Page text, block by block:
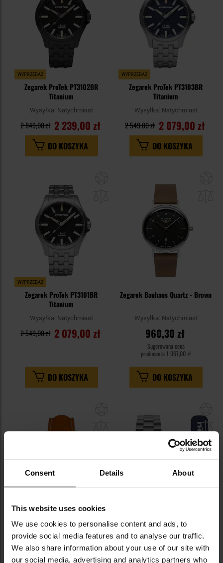
Consent Details About
This website uses cookies
We use cookies to personalise content and ads, to
provide social media features and to analyse our traffic.
We also share information about your use of our site with
our social media, advertising and analytics partners who
WYPRZEDAŻ
Zegarek ProTek PT3102BR
Titanium
Wysyłka: Natychmiast
2 239,00 zł
2 849,00 zł
DO KOSZYKA
WYPRZEDAŻ
Zegarek ProTek PT3103BR
Titanium
Wysyłka: Natychmiast
2 079,00 zł
2 549,00 zł
DO KOSZYKA
WYPRZEDAŻ
Zegarek ProTek PT3101BR
Titanium
Wysyłka: Natychmiast
2 079,00 zł
2 549,00 zł
DO KOSZYKA
Zegarek Bauhaus Quartz - Brown
Wysyłka: Natychmiast
960,30 zł
Sugerowana cena
producenta 1 067,00 zł
DO KOSZYKA
schowka
Zegarek Ruhla 1929 Glasbach
Cup 4970-1 Quartz
Wysyłka:Natychmiast
Zegarek Ruhla NVA Kommando
Minentaucher Automatic Set
Blue
Wysyłka:Natychmiast